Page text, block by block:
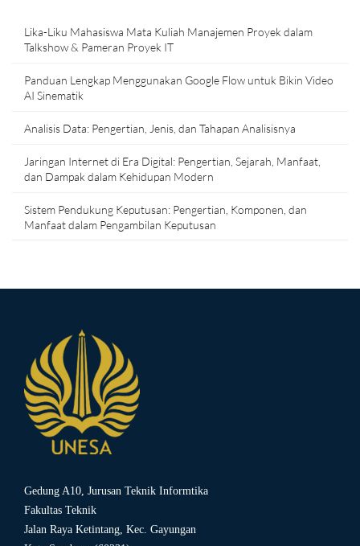
Lika-Liku Mahasiswa Mata Kuliah Manajemen Proyek dalam
Talkshow & Pameran Proyek IT
Panduan Lengkap Menggunakan Google Flow untuk Bikin Video
AI Sinematik
Analisis Data: Pengertian, Jenis, dan Tahapan Analisisnya
Jaringan Internet di Era Digital: Pengertian, Sejarah, Manfaat,
dan Dampak dalam Kehidupan Modern
Sistem Pendukung Keputusan: Pengertian, Komponen, dan
Manfaat dalam Pengambilan Keputusan
Gedung A10, Jurusan Teknik Informtika
Fakultas Teknik
Jalan Raya Ketintang, Kec. Gayungan